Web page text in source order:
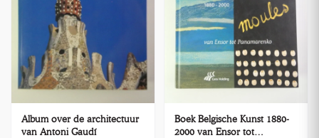
Album over de architectuur
van Antoni Gaudí
Boek Belgische Kunst 1880-
2000 van Ensor tot